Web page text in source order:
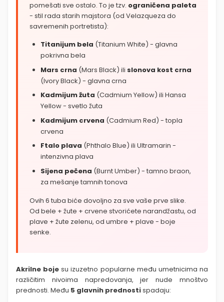
pomešati sve ostalo. To je tzv. ograničena paleta
- stil rada starih majstora (od Velazqueza do
savremenih portretista):
Titanijum bela (Titanium White) - glavna
pokrivna bela
Mars crna (Mars Black) ili slonova kost crna
(Ivory Black) - glavna crna
Kadmijum žuta (Cadmium Yellow) ili Hansa
Yellow - svetlo žuta
Kadmijum crvena (Cadmium Red) - topla
crvena
Ftalo plava (Phthalo Blue) ili Ultramarin -
intenzivna plava
Sijena pečena (Burnt Umber) - tamno braon,
za mešanje tamnih tonova
Ovih 6 tuba biće dovoljno za sve vaše prve slike.
Od bele + žute + crvene stvorićete narandžastu, od
plave + žute zelenu, od umbre + plave - boje
senke.
Akrilne boje su izuzetno popularne među umetnicima na
različitim nivoima napredovanja, jer nude mnoštvo
prednosti. Među 5 glavnih prednostispadaju: